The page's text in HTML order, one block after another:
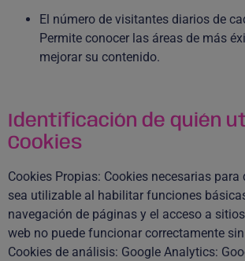
El número de visitantes diarios de
Permite conocer las áreas de más
mejorar su contenido.
Identificación de quién
Cookies
Cookies Propias: Cookies necesarias para
sea utilizable al habilitar funciones
navegación de páginas y el acceso a
web no puede funcionar correctamente
Cookies de análisis: Google Analytics: